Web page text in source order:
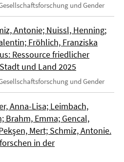
und Gender
Antonie; Nuissl, Henning;
Fröhlich, Franziska
Ressource friedlicher
und Land 2025
und Gender
Anna-Lisa; Leimbach,
Brahm, Emma; Gencal,
Mert; Schmiz, Antonie.
in der